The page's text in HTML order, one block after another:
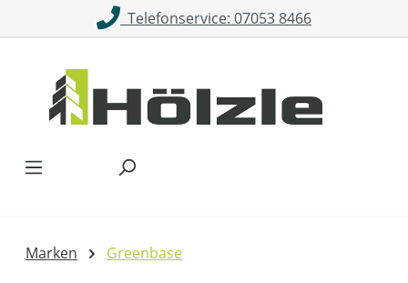
Zum Hauptinhalt springenTelefonservice: 07053 8466
Marken Greenbase